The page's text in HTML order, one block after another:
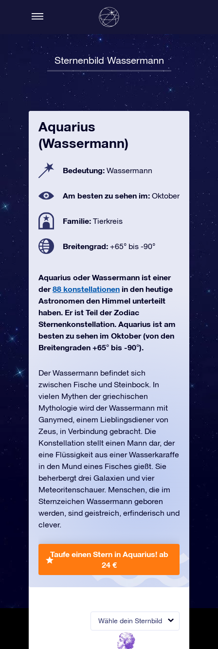
Sternenbild Wassermann
Wähle dein Sternbild
Aquarius
(Wassermann)
Bedeutung: Wassermann
Am besten zu sehen im: Oktober
Familie: Tierkreis
Breitengrad: +65° bis -90°
Aquarius oder Wassermann ist einer
der88 konstellationen in den heutige
Astronomen den Himmel unterteilt
haben. Er ist Teil der Zodiac
Sternenkonstellation. Aquarius ist am
besten zu sehen im Oktober (von den
Breitengraden +65° bis -90°).
Der Wassermann befindet sich
zwischen Fische und Steinbock. In
vielen Mythen der griechischen
Mythologie wird der Wassermann mit
Ganymed, einem Lieblingsdiener von
Zeus, in Verbindung gebracht. Die
Konstellation stellt einen Mann dar, der
eine Flüssigkeit aus einer Wasserkaraffe
in den Mund eines Fisches gießt. Sie
beherbergt drei Galaxien und vier
Meteoritenschauer. Menschen, die im
Sternzeichen Wassermann geboren
werden, sind geistreich, erfinderisch und
clever.
Taufe einen Stern in Aquarius! ab
24 €